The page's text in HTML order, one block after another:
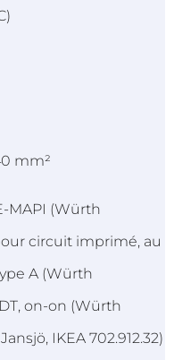
mm²
MAPI (Würth
circuit imprimé, au
A (Würth
on-on (Würth
IKEA 702.912.32)